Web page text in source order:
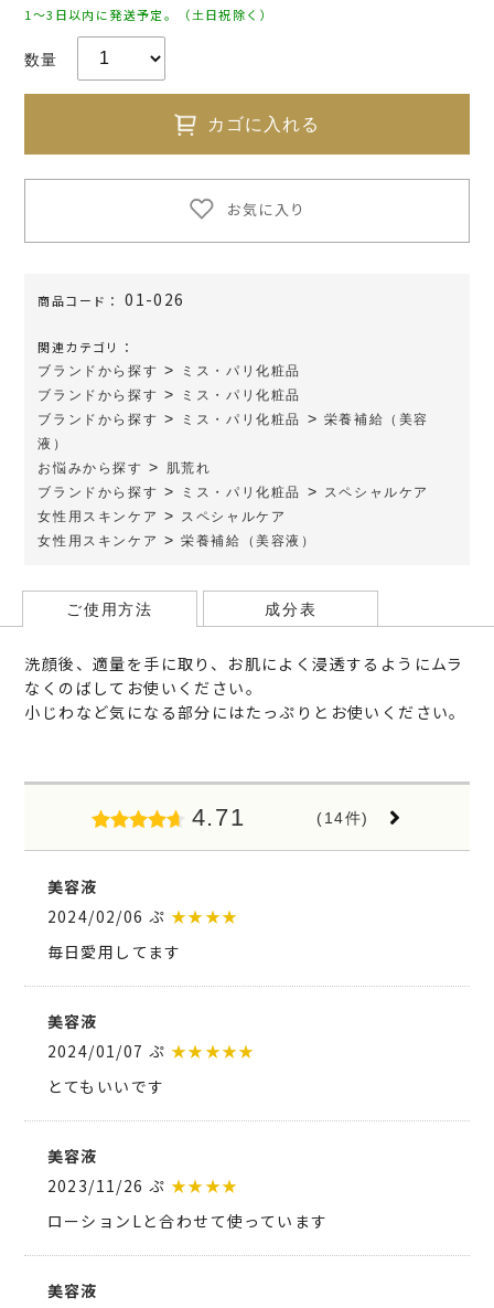
1～3日以内に発送予定。（土日祝除く）
数量
カゴに入れる
お気に入り
商品コード： 01-026
関連カテゴリ：
ブランドから探す >
ミス・パリ化粧品
ブランドから探す >
ミス・パリ化粧品
ブランドから探す > ミス・パリ化粧品 > 栄養補給（美容
液）
お悩みから探す >
肌荒れ
ブランドから探す > ミス・パリ化粧品 > スペシャルケア
女性用スキンケア > スペシャルケア
女性用スキンケア >栄養補給（美容液）
ご使用方法 成分表
洗顔後、適量を手に取り、お肌によく浸透するようにムラ
なくのばしてお使いください。
小じわなど気になる部分にはたっぷりとお使いください。
4.71 (14件)
美容液
2024/02/06 ぷ ★★★★
毎日愛用してます
美容液
2024/01/07 ぷ ★★★★★
とてもいいです
美容液
2023/11/26 ぷ ★★★★
ローションLと合わせて使っています
美容液